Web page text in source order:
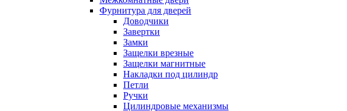
Фурнитура для дверей
Доводчики
Завертки
Замки
Защелки врезные
Защелки магнитные
Накладки под цилиндр
Петли
Ручки
Цилиндровые механизмы